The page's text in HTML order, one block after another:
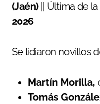
(Jaén)|| Última de la
2026
Se lidiaron novillos
Martín Morilla,
Tomás